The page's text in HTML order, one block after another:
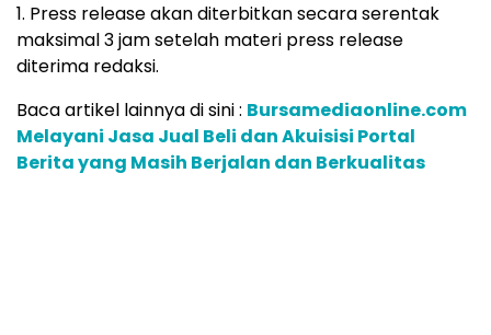
1. Press release akan diterbitkan secara serentak
maksimal 3 jam setelah materi press release
diterima redaksi.
Baca artikel lainnya di sini : Bursamediaonline.com
Melayani Jasa Jual Beli dan Akuisisi Portal
Berita yang Masih Berjalan dan Berkualitas